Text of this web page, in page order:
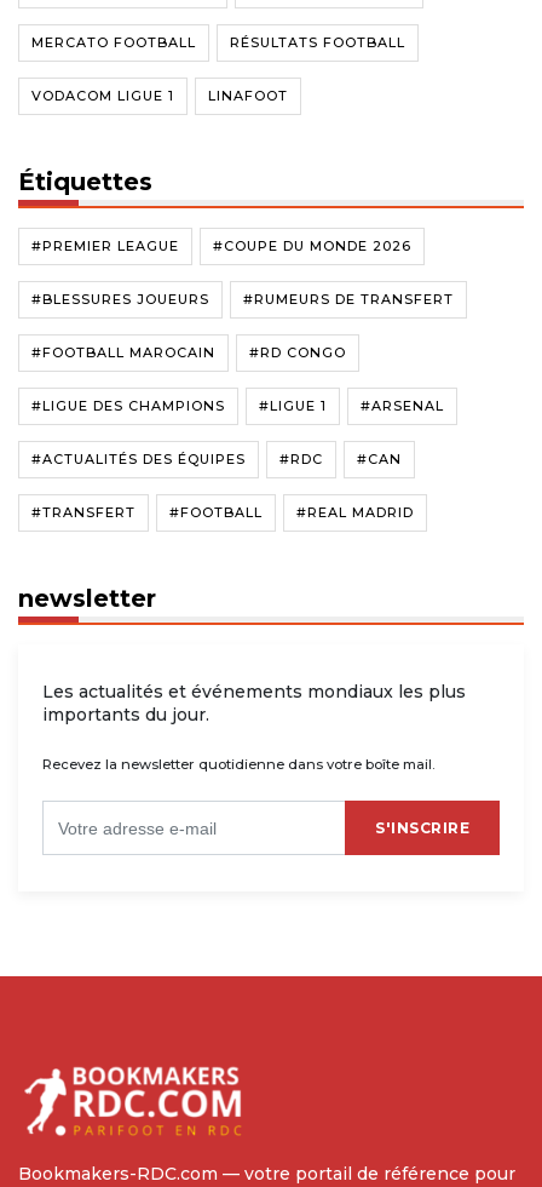
MERCATO FOOTBALL RÉSULTATS FOOTBALL
VODACOM LIGUE 1 LINAFOOT
Étiquettes
#PREMIER LEAGUE #COUPE DU MONDE 2026
#BLESSURES JOUEURS #RUMEURS DE TRANSFERT
#FOOTBALL MAROCAIN #RD CONGO
#LIGUE DES CHAMPIONS #LIGUE 1 #ARSENAL
#ACTUALITÉS DES ÉQUIPES #RDC #CAN
#TRANSFERT #FOOTBALL #REAL MADRID
newsletter
Les actualités et événements mondiaux les plus
importants du jour.
Recevez la newsletter quotidienne dans votre boîte mail.
S'INSCRIRE
Bookmakers-RDC.com — votre portail de référence pour